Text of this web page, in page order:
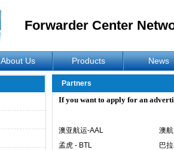
Forwarder Center
About Us Products News
Partners
If you want to apply for an
澳亚航运-AAL 澳航
孟虎 - BTL
巴